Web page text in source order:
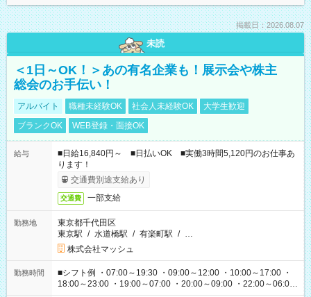
掲載日：2026.08.07
未読
＜1日～OK！＞あの有名企業も！展示会や株主
総会のお手伝い！
アルバイト 職種未経験OK 社会人未経験OK
大学生歓迎
ブランクOK
WEB登録・面接OK
給与
■日給16,840円～ ■日払いOK ■実働3時間5,120円のお仕事あ
ります！
交通費別途支給あり
交通費 一部支給
勤務地
東京都千代田区
東京駅 / 水道橋駅 / 有楽町駅 / …
株式会社マッシュ
勤務時間
■シフト例 ・07:00～19:30 ・09:00～12:00 ・10:00～17:00 ・
18:00～23:00 ・19:00～07:00 ・20:00～09:00 ・22:00～06:00
etc ★最短で3時間で5,120円のお仕事から 15時間で2万円近く稼